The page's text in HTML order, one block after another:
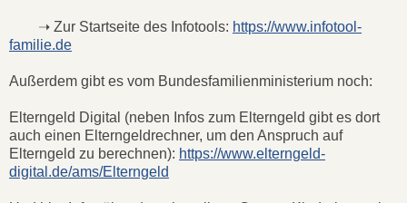
➝ Zur Startseite des Infotools: https://www.infotool-
familie.de
Außerdem gibt es vom Bundesfamilienministerium noch:
Elterngeld Digital (neben Infos zum Elterngeld gibt es dort
auch einen Elterngeldrechner, um den Anspruch auf
Elterngeld zu berechnen): https://www.elterngeld-
digital.de/ams/Elterngeld